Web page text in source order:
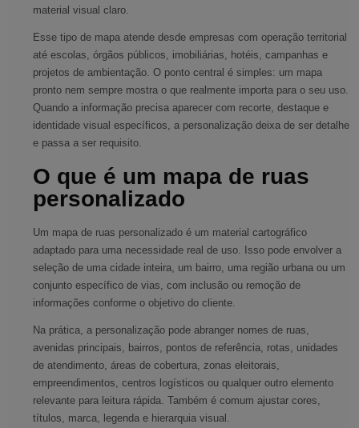
material visual claro.
Esse tipo de mapa atende desde empresas com operação territorial
até escolas, órgãos públicos, imobiliárias, hotéis, campanhas e
projetos de ambientação. O ponto central é simples: um mapa
pronto nem sempre mostra o que realmente importa para o seu uso.
Quando a informação precisa aparecer com recorte, destaque e
identidade visual específicos, a personalização deixa de ser detalhe
e passa a ser requisito.
O que é um mapa de ruas
personalizado
Um mapa de ruas personalizado é um material cartográfico
adaptado para uma necessidade real de uso. Isso pode envolver a
seleção de uma cidade inteira, um bairro, uma região urbana ou um
conjunto específico de vias, com inclusão ou remoção de
informações conforme o objetivo do cliente.
Na prática, a personalização pode abranger nomes de ruas,
avenidas principais, bairros, pontos de referência, rotas, unidades
de atendimento, áreas de cobertura, zonas eleitorais,
empreendimentos, centros logísticos ou qualquer outro elemento
relevante para leitura rápida. Também é comum ajustar cores,
títulos, marca, legenda e hierarquia visual.